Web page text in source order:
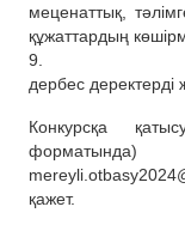
меценаттық,
құжаттардың
9.
дербес деректерді
Конкурсқа
қажет.